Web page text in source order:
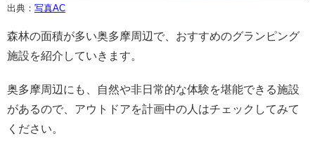
出典： 写真AC
森林の面積が多い奥多摩周辺で、おすすめのグランピング
施設を紹介していきます。
奥多摩周辺にも、自然や非日常的な体験を堪能できる施設
があるので、アウトドアを計画中の人はチェックしてみて
ください。